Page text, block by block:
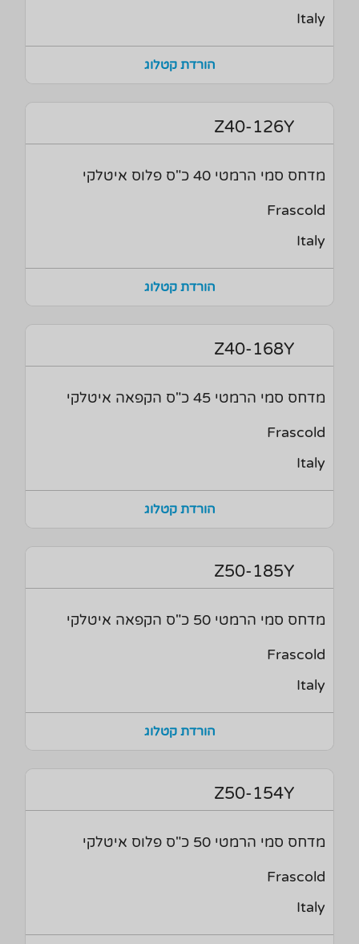
Italy
הורדת קטלוג
Z40-126Y
מדחס סמי הרמטי 40 כ"ס פלוס איטלקי
Frascold
Italy
הורדת קטלוג
Z40-168Y
מדחס סמי הרמטי 45 כ"ס הקפאה איטלקי
Frascold
Italy
הורדת קטלוג
Z50-185Y
מדחס סמי הרמטי 50 כ"ס הקפאה איטלקי
Frascold
Italy
הורדת קטלוג
Z50-154Y
מדחס סמי הרמטי 50 כ"ס פלוס איטלקי
Frascold
Italy